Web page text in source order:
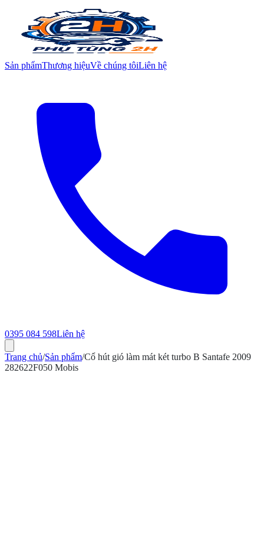
Sản phẩmThương hiệuVề chúng tôiLiên hệ
0395 084 598Liên hệ
Trang chủ/Sản phẩm/Cổ hút gió làm mát két turbo B Santafe 2009
282622F050 Mobis